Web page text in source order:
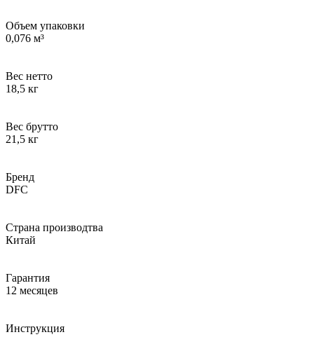
Объем упаковки
0,076 м³
Вес нетто
18,5 кг
Вес брутто
21,5 кг
Бренд
DFC
Страна производтва
Китай
Гарантия
12 месяцев
Инструкция